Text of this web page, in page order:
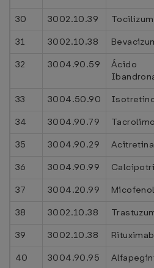
30
3002.10.39
31
3002.10.38
32
3004.90.59
Ácido
33
3004.50.90
34
3004.90.79
Tacrolimo
35
3004.90.29
Acitretina
36
3004.90.99
37
3004.20.99
38
3002.10.38
39
3002.10.38
40
3004.90.95